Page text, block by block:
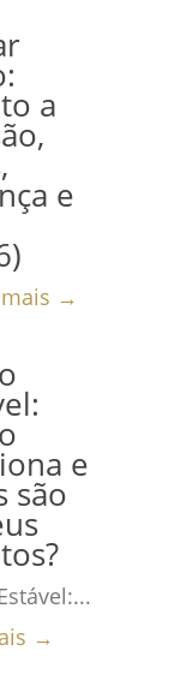
a
e
mais →
e
são
→